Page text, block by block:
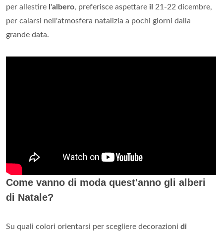
per allestire 'albero, preferisce aspettare il 21-22 dicembre,
per calarsi nell'atmosfera natalizia a pochi giorni dalla
grande data.
Come vanno di moda quest'anno gli alberi
di Natale?
Su quali colori orientarsi per scegliere decorazioni di